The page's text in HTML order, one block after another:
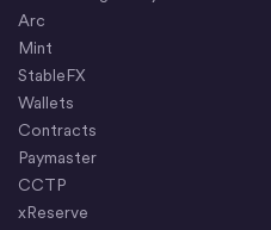
Arc
Mint
StableFX
Wallets
Contracts
Paymaster
CCTP
xReserve